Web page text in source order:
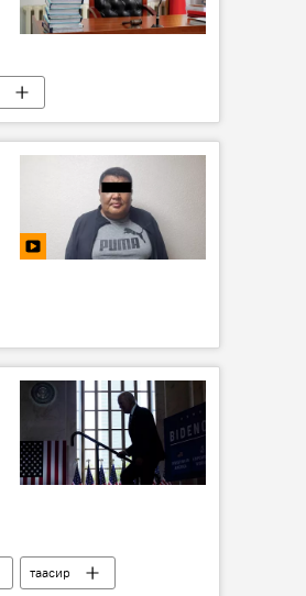
таасир